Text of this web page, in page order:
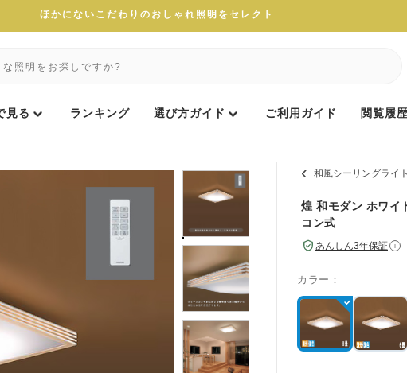
ほかにないこだわりのおしゃれ照明をセレクト
見る ランキング 選び方ガイド ご利用ガイド 閲覧履歴
和風シーリングライト
煌 和モダン ホワイ
コン式
あんしん3年保証 i
カラー：